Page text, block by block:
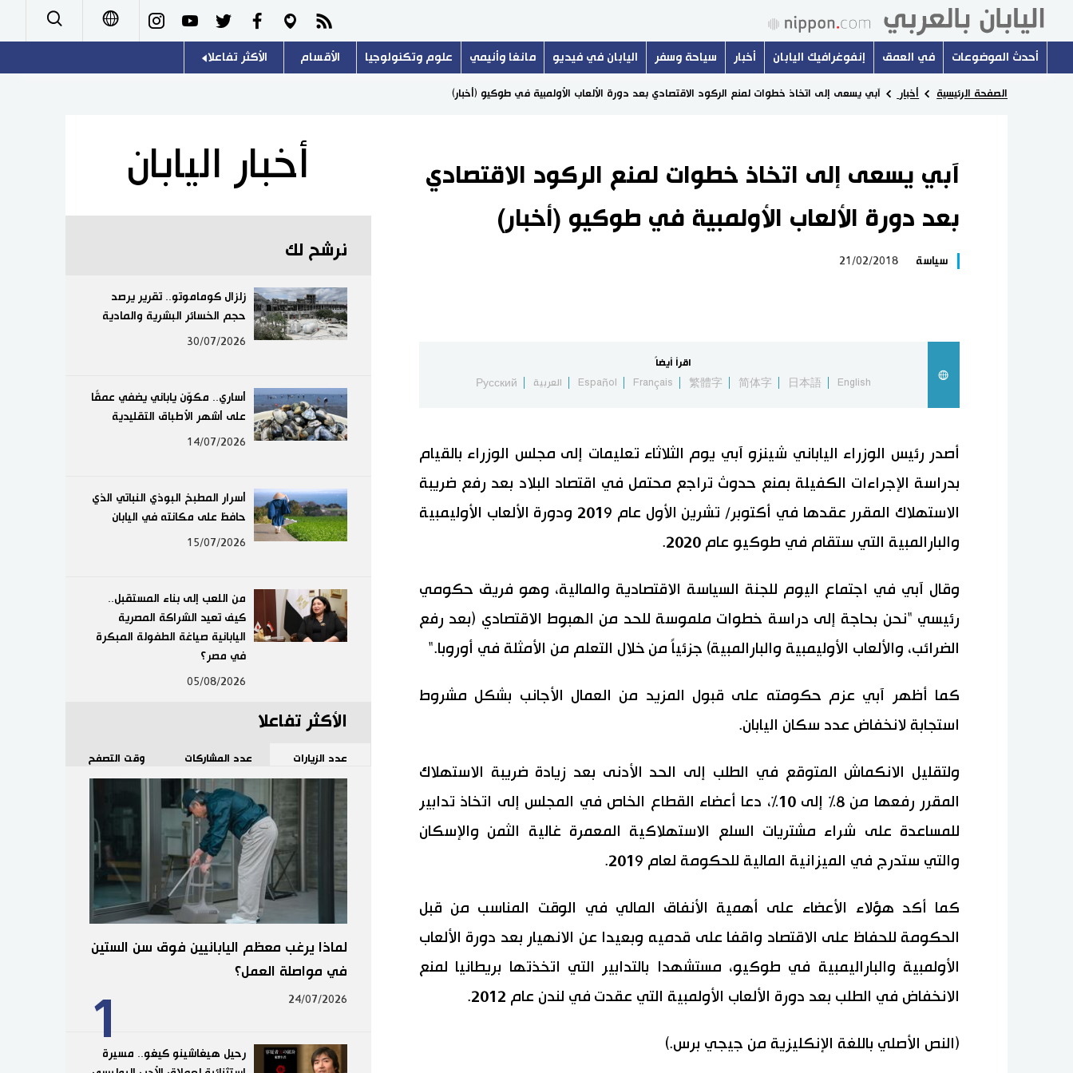
أحدث الموضوعات في العمق إنفوغرافيك اليابان أخبار سياحة وسفر اليابان في فيديو مانغا وأنيمي علوم وتكنولوجيا الأقسام
تجارب وآراء
سياسة
اقتصاد
مجتمع
ثقافة
طوكيو
الأكثر تفاعلا
هو وهي
المطبخ الياباني
الصفحة الرئيسية أخبار آبي يسعى إلى اتخاذ خطوات لمنع الركود الاقتصادي بعد دورة الألعاب الأولمبية في طوكيو (أخبار)
آبي يسعى إلى اتخاذ خطوات لمنع الركود الاقتصادي
بعد دورة الألعاب الأولمبية في طوكيو (أخبار)
سياسة 21/02/2018
اقرأ أيضاً
English
日本語
简体字
繁體字
Français
Español العربية Русский
أصدر رئيس الوزراء الياباني شينزو آبي يوم الثلاثاء تعليمات إلى مجلس الوزراء بالقيام
بدراسة الإجراءات الكفيلة بمنع حدوث تراجع محتمل في اقتصاد البلاد بعد رفع ضريبة
الاستهلاك المقرر عقدها في أكتوبر/ تشرين الأول عام 2019 ودورة الألعاب الأوليمبية
والبارالمبية التي ستقام في طوكيو عام 2020.
وقال آبي في اجتماع اليوم للجنة السياسة الاقتصادية والمالية، وهو فريق حكومي
رئيسي "نحن بحاجة إلى دراسة خطوات ملموسة للحد من الهبوط الاقتصادي (بعد رفع
الضرائب، والألعاب الأوليمبية والبارالمبية) جزئياً من خلال التعلم من الأمثلة في أوروبا."
كما أظهر آبي عزم حكومته على قبول المزيد من العمال الأجانب بشكل مشروط
استجابة لانخفاض عدد سكان اليابان.
ولتقليل الانكماش المتوقع في الطلب إلى الحد الأدنى بعد زيادة ضريبة الاستهلاك
المقرر رفعها من 8% إلى 10%، دعا أعضاء القطاع الخاص في المجلس إلى اتخاذ تدابير
للمساعدة على شراء مشتريات السلع الاستهلاكية المعمرة غالية الثمن والإسكان
والتي ستدرج في الميزانية المالية للحكومة لعام 2019.
كما أكد هؤلاء الأعضاء على أهمية الأنفاق المالي في الوقت المناسب من قبل
الحكومة للحفاظ على الاقتصاد واقفا على قدميه وبعيدا عن الانهيار بعد دورة الألعاب
الأولمبية والباراليمبية في طوكيو، مستشهدا بالتدابير التي اتخذتها بريطانيا لمنع
الانخفاض في الطلب بعد دورة الألعاب الأولمبية التي عقدت في لندن عام 2012.
(النص الأصلي باللغة الإنكليزية من جيجي برس.)
أخبار اليابان
نرشح لك
زلزال كوماموتو.. تقرير يرصد
حجم الخسائر البشرية والمادية
30/07/2026
أساري.. مكوّن ياباني يضفي عمقًا
على أشهر الأطباق التقليدية
14/07/2026
أسرار المطبخ البوذي النباتي الذي
حافظ على مكانته في اليابان
15/07/2026
من اللعب إلى بناء المستقبل..
كيف تعيد الشراكة المصرية
اليابانية صياغة الطفولة المبكرة
في مصر؟
05/08/2026
الأكثر تفاعلا
عدد الزيارات عدد المشاركات وقت التصفح
1
لماذا يرغب معظم اليابانيين فوق سن الستين
في مواصلة العمل؟
24/07/2026
رحيل هيغاشينو كيغو.. مسيرة